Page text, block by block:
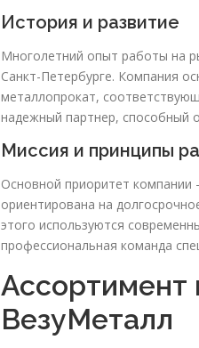
История и развитие
Многолетний опыт работы на
Санкт-Петербурге. Компания
металлопрокат,
надежный партнер, способный
Миссия и принципы
Основной приоритет компании
ориентирована на
этого используются
профессиональная команда
Ассортимент
ВезуМеталл